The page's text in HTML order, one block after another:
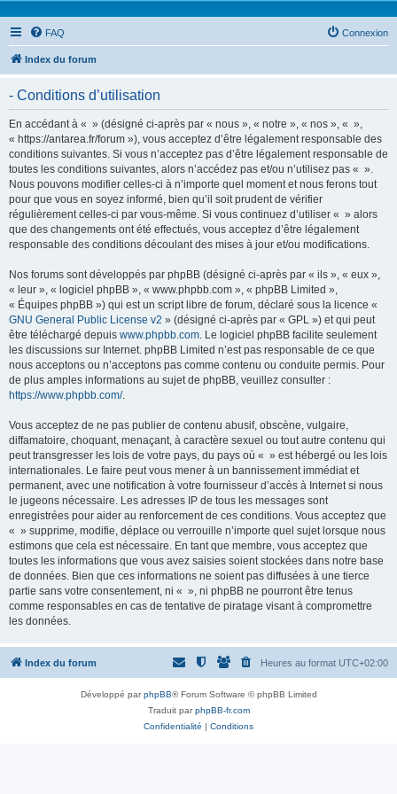
FAQ Connexion
Index du forum
- Conditions d’utilisation
En accédant à « » (désigné ci-après par « nous », « notre », « nos », « »,
« https://antarea.fr/forum »), vous acceptez d’être légalement responsable des
conditions suivantes. Si vous n’acceptez pas d’être légalement responsable de
toutes les conditions suivantes, alors n’accédez pas et/ou n’utilisez pas « ».
Nous pouvons modifier celles-ci à n’importe quel moment et nous ferons tout
pour que vous en soyez informé, bien qu’il soit prudent de vérifier
régulièrement celles-ci par vous-même. Si vous continuez d’utiliser « » alors
que des changements ont été effectués, vous acceptez d’être légalement
responsable des conditions découlant des mises à jour et/ou modifications.
Nos forums sont développés par phpBB (désigné ci-après par « ils », « eux »,
« leur », « logiciel phpBB », « www.phpbb.com », « phpBB Limited »,
« Équipes phpBB ») qui est un script libre de forum, déclaré sous la licence «
GNU General Public License v2 » (désigné ci-après par « GPL ») et qui peut
être téléchargé depuis www.phpbb.com. Le logiciel phpBB facilite seulement
les discussions sur Internet. phpBB Limited n’est pas responsable de ce que
nous acceptons ou n’acceptons pas comme contenu ou conduite permis. Pour
de plus amples informations au sujet de phpBB, veuillez consulter :
https://www.phpbb.com/.
Vous acceptez de ne pas publier de contenu abusif, obscène, vulgaire,
diffamatoire, choquant, menaçant, à caractère sexuel ou tout autre contenu qui
peut transgresser les lois de votre pays, du pays où « » est hébergé ou les lois
internationales. Le faire peut vous mener à un bannissement immédiat et
permanent, avec une notification à votre fournisseur d’accès à Internet si nous
le jugeons nécessaire. Les adresses IP de tous les messages sont
enregistrées pour aider au renforcement de ces conditions. Vous acceptez que
« » supprime, modifie, déplace ou verrouille n’importe quel sujet lorsque nous
estimons que cela est nécessaire. En tant que membre, vous acceptez que
toutes les informations que vous avez saisies soient stockées dans notre base
de données. Bien que ces informations ne soient pas diffusées à une tierce
partie sans votre consentement, ni « », ni phpBB ne pourront être tenus
comme responsables en cas de tentative de piratage visant à compromettre
les données.
Index du forum Heures au format UTC+02:00
Développé parphpBB® Forum Software © phpBB Limited
Traduit parphpBB-fr.com
Confidentialité | Conditions